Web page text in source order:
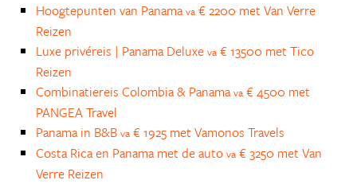
Hoogtepunten van Panama va € 2200 met Van Verre
Reizen
Luxe privéreis | Panama Deluxe va € 13500 met Tico
Reizen
Combinatiereis Colombia & Panama va € 4500 met
PANGEA Travel
Panama in B&B va € 1925 met Vamonos Travels
Costa Rica en Panama met de auto va € 3250 met Van
Verre Reizen